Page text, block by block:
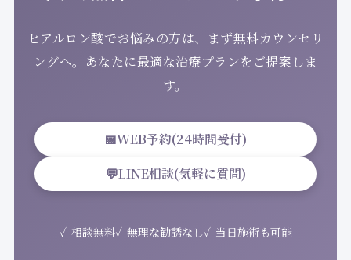
ヒアルロン酸でお悩みの方は、まず無料カウンセリ
ングへ。あなたに最適な治療プランをご提案しま
す。
📅WEB予約(24時間受付)
💬LINE相談(気軽に質問)
相談無料 無理な勧誘なし 当日施術も可能